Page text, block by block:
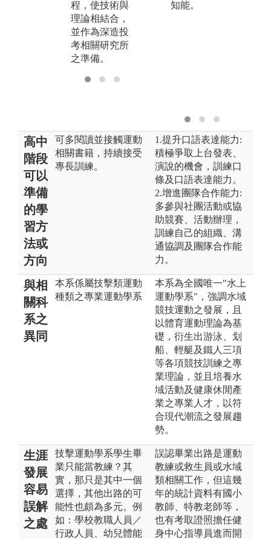
程，使技術與
理論相結合，
並作為深造投
考相關研究所
之準備。
期使能觸類旁
知能。
高中
階段
可以
準備
的學
習方
法或
方向
可多閱讀並接觸運動
相關書籍，持續接受
專長訓練。
1.提升口語表達能力:
積極爭取上台發表、
演說的機會，訓練口
條及口語表達能力。
2.增進團隊合作能力:
多參與社團活動或協
助競賽、活動辦理，
訓練自己的組織、溝
通協調及團隊合作能
力。
與相
關科
系之
異同
本系係屬技擊類運動
種類之專業運動學系
本系為全國唯一"水上
運動學系"，強調水域
競技運動之發展，且
以體育運動理論為基
礎，衍生出游泳、划
船、輕艇及鐵人三項
等各項競技訓練之專
業理論，並且培養水
域活動及健康休閒產
業之專業人才，以符
合現代潮流之發展趨
勢。
生涯
發展
容易
誤解
之處
技擊運動學系學生畢
業只能當教練？其
實，那只是其中一個
選擇，其他出路的可
能性也頗為多元。例
如：學校教職人員／
行政人員、幼兒體能
誤認畢業出路是運動
教練或救生員或水域
類相關工作，但這幾
年的統計資料有國小
教師、特教老師等，
也有考取證照擔任健
身中心指導員進而開